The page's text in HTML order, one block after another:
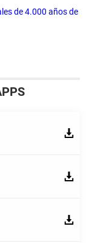
de 4.000 años de